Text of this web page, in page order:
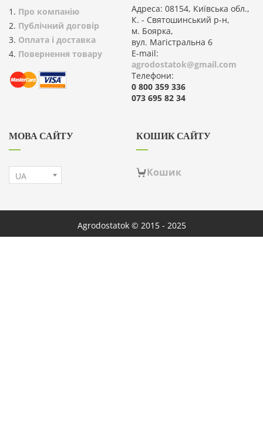
Про компанію
Публічний договір
Оплата і доставка
Повернення товару
Адреса: 08154, Київська обл.,
К. - Святошинський р-н,
м. Боярка,
вул. Магістральна 6
E-mail:
agrodostatok@gmail.com
Телефони:
0 800 359 336
073 695 82 34
МОВА САЙТУ КОШИК САЙТУ
Кошик
Agrodostatok © 2015 - 2025